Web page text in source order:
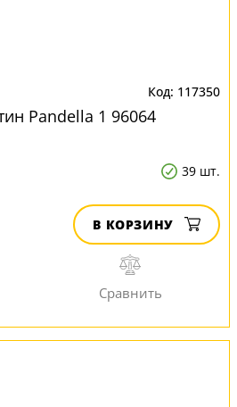
117350
Pandella 1 96064
39 шт.
В КОРЗИНУ